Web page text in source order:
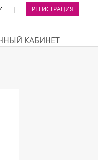
| РЕГИСТРАЦИЯ
КАБИНЕТ